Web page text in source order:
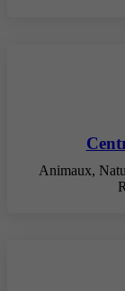
Animaux,